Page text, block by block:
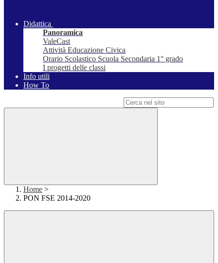
Didattica
Panoramica
ValeCast
Attività Educazione Civica
Orario Scolastico Scuola Secondaria 1° grado
I progetti delle classi
Info utili
How To
Home >
PON FSE 2014-2020